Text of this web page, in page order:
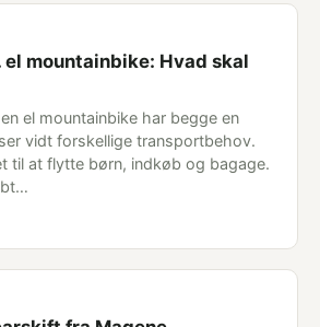
el mountainbike: Hvad skal
el mountainbike har begge en
vidt forskellige transportbehov.
til at flytte børn, indkøb og bagage.